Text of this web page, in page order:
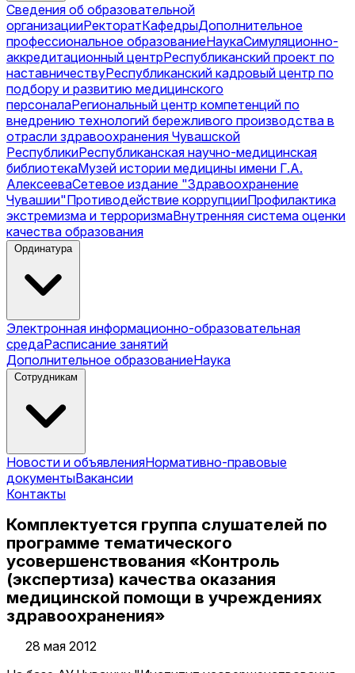
Сведения об образовательной
организацииРекторатКафедрыДополнительное
профессиональное образованиеНаукаСимуляционно-
аккредитационный центрРеспубликанский проект по
наставничествуРеспубликанский кадровый центр по
подбору и развитию медицинского
персоналаРегиональный центр компетенций по
внедрению технологий бережливого производства в
отрасли здравоохранения Чувашской
РеспубликиРеспубликанская научно-медицинская
библиотекаМузей истории медицины имени Г.А.
АлексееваСетевое издание "Здравоохранение
Чувашии"Противодействие коррупцииПрофилактика
экстремизма и терроризмаВнутренняя система оценки
качества образования
Ординатура
Электронная информационно-образовательная
средаРасписание занятий
Дополнительное образованиеНаука
Сотрудникам
Новости и объявленияНормативно-правовые
документыВакансии
Контакты
Комплектуется группа слушателей по
программе тематического
усовершенствования «Контроль
(экспертиза) качества оказания
медицинской помощи в учреждениях
здравоохранения»
28 мая 2012